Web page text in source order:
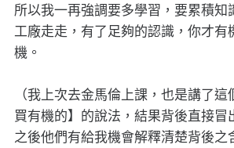
所以我一再強調要多學習，要累積知
工廠走走，有了足夠的認識，你才有
機。
（我上次去金馬倫上課，也是講了
買有機的】的說法，結果背後直接冒
之後他們有給我機會解釋清楚背後之